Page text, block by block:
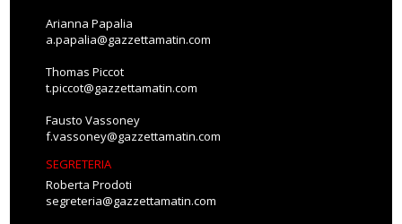
Arianna Papalia
a.papalia@gazzettamatin.com
Thomas Piccot
t.piccot@gazzettamatin.com
Fausto Vassoney
f.vassoney@gazzettamatin.com
SEGRETERIA
Roberta Prodoti
segreteria@gazzettamatin.com